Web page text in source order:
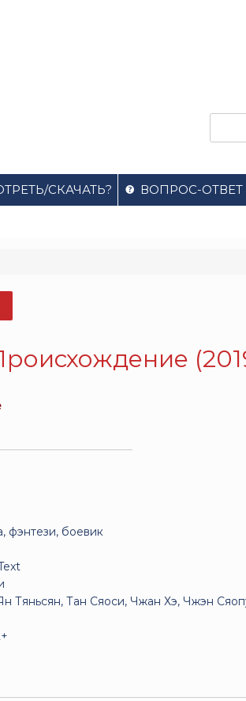
СКАЧАТЬ? ВОПРОС-ОТВЕТ
фэнтези, боевик
Тяньсян, Тан Сяоси, Чжан Хэ, Чжэн